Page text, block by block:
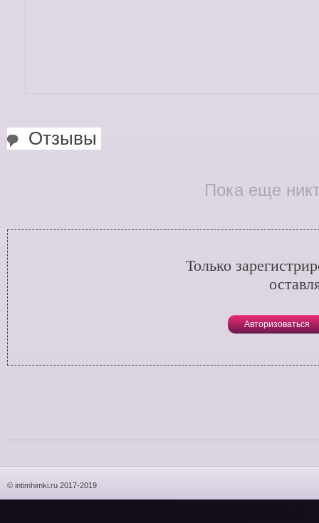
Отзывы
Пока еще
Только
Авторизоваться
© intimhimki.ru 2017-2019